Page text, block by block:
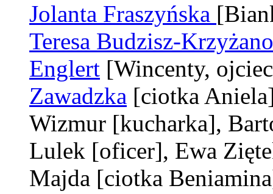
Jolanta Fraszyńska
Teresa Budzisz-
Englert [Wincenty,
Zawadzka [ciotka
Wizmur [kucharka],
Lulek [oficer], Ewa
Majda [ciotka